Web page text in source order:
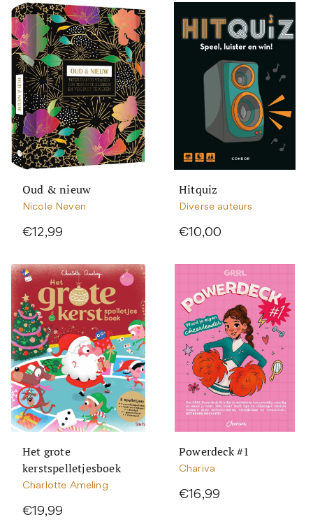
Oud & nieuw
Nicole Neven
€12,99
Hitquiz
Diverse auteurs
€10,00
Het grote
kerstspelletjesboek
Charlotte Ameling
€19,99
Powerdeck #1
Chariva
€16,99